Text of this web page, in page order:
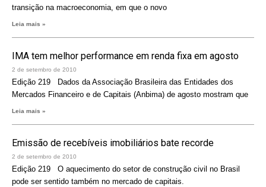
transição na macroeconomia, em que o novo
Leia mais »
IMA tem melhor performance em renda fixa em agosto
2 de setembro de 2010
Edição 219 Dados da Associação Brasileira das Entidades dos
Mercados Financeiro e de Capitais (Anbima) de agosto mostram que
Leia mais »
Emissão de recebíveis imobiliários bate recorde
2 de setembro de 2010
Edição 219 O aquecimento do setor de construção civil no Brasil
pode ser sentido também no mercado de capitais.